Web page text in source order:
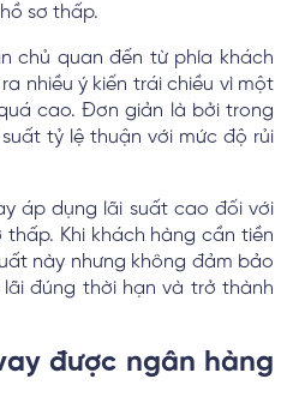
sơ thấp.
chủ quan đến từ phía khách
nhiều ý kiến trái chiều vì một
cao. Đơn giản là bởi trong
tỷ lệ thuận với mức độ rủi
áp dụng lãi suất cao đối với
Khi khách hàng cần tiền
này nhưng không đảm bảo
đúng thời hạn và trở thành
được ngân hàng